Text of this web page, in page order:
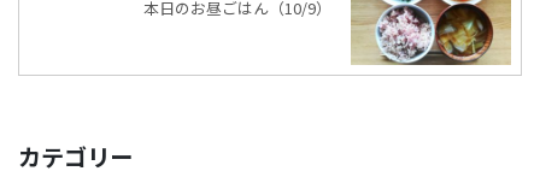
本日のお昼ごはん（10/9）
カテゴリー